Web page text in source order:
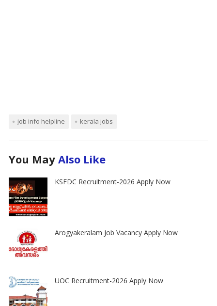
job info helpline kerala jobs
You May Also Like
KSFDC Recruitment-2026 Apply Now
Arogyakeralam Job Vacancy Apply Now
UOC Recruitment-2026 Apply Now